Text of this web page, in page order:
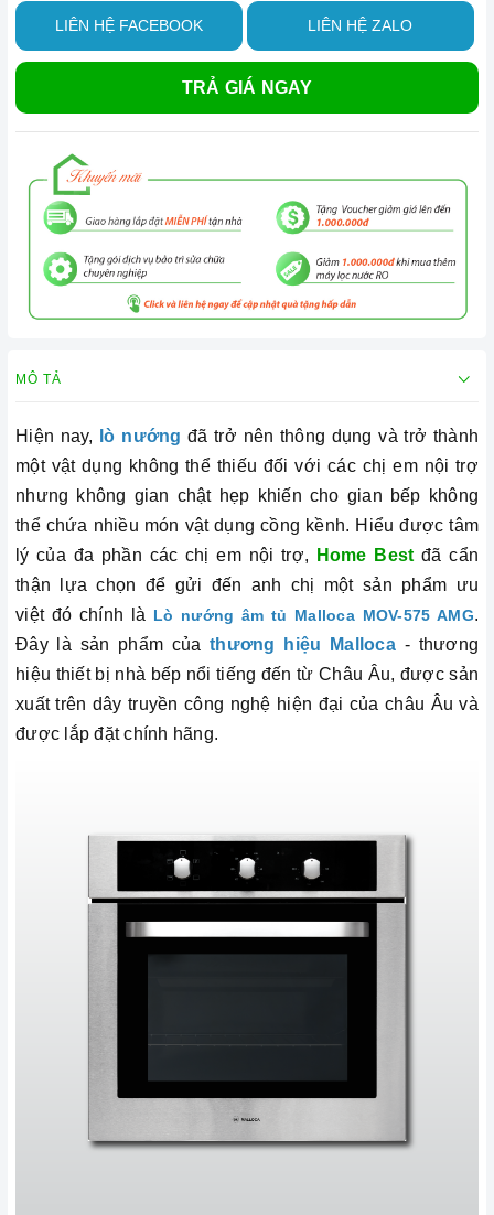
LIÊN HỆ FACEBOOK LIÊN HỆ ZALO
TRẢ GIÁ NGAY
MÔ TẢ
Hiện nay, lò nướng đã trở nên thông dụng và trở thành
một vật dụng không thể thiếu đối với các chị em nội trợ
nhưng không gian chật hẹp khiến cho gian bếp không
thể chứa nhiều món vật dụng cồng kềnh. Hiểu được tâm
lý của đa phần các chị em nội trợ,
Home Best đã cẩn
thận lựa chọn để gửi đến anh chị một sản phẩm ưu
việt đó chính là Lò nướng âm tủ Malloca MOV-575 AMG.
Đây là sản phẩm củathương hiệu Malloca- thương
hiệu thiết bị nhà bếp nổi tiếng đến từ Châu Âu, được sản
xuất trên dây truyền công nghệ hiện đại của châu Âu và
được lắp đặt chính hãng.